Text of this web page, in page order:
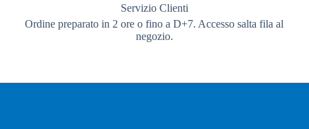
Servizio Clienti
Ordine preparato in 2 ore o fino a D+7. Accesso salta fila al
negozio.